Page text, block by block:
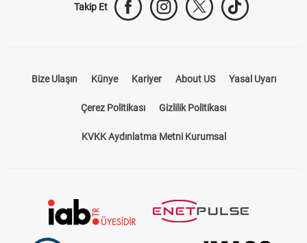
Takip Et
Bize Ulaşın Künye Kariyer About US Yasal Uyarı
Çerez Politikası Gizlilik Politikası
KVKK Aydınlatma Metni Kurumsal